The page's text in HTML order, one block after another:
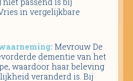
in vergelijkbare
Mevrouw De
dementie van het
waardoor haar beleving
veranderd is. Bij